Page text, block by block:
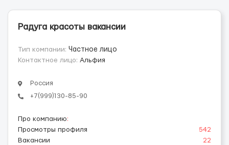
Радуга красоты вакансии
Тип компании: Частное лицо
Контактное лицо: Альфия
Россия
+7(999)130-85-90
Про компанию:
Просмотры профиля
542
Вакансии
22